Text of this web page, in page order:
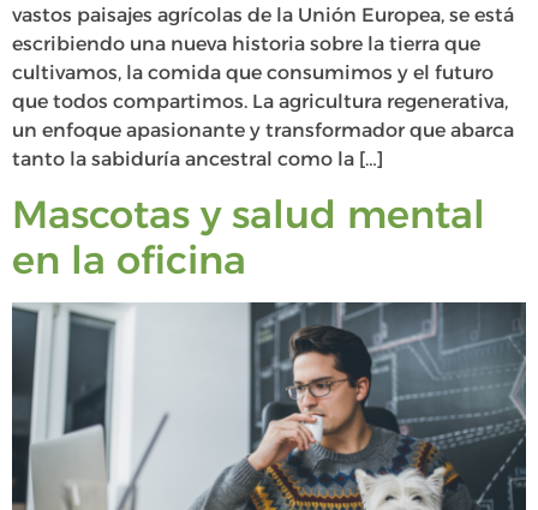
vastos paisajes agrícolas de la Unión Europea, se está
escribiendo una nueva historia sobre la tierra que
cultivamos, la comida que consumimos y el futuro
que todos compartimos. La agricultura regenerativa,
un enfoque apasionante y transformador que abarca
tanto la sabiduría ancestral como la […]
Mascotas y salud mental
en la oficina